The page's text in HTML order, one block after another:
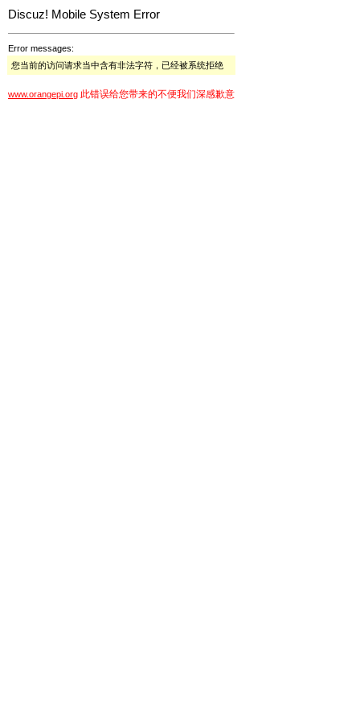
Discuz! Mobile System Error
Error messages:
您当前的访问请求当中含有非法字符，已经被系统拒绝
www.orangepi.org 此错误给您带来的不便我们深感歉意